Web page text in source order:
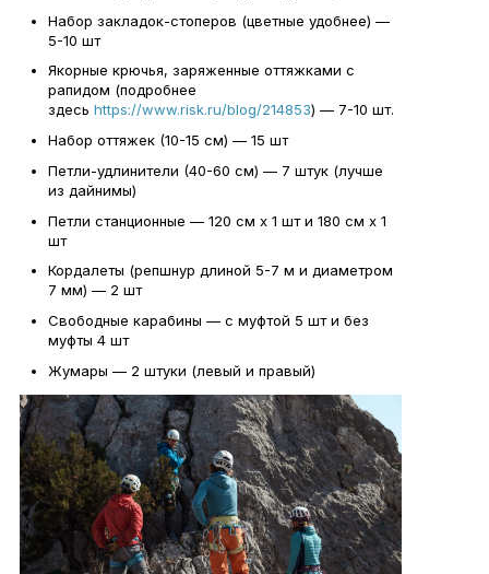
Набор закладок-стоперов (цветные удобнее) —
5-10 шт
Якорные крючья, заряженные оттяжками с
рапидом (подробнее
здесь https://www.risk.ru/blog/214853) — 7-10 шт.
Набор оттяжек (10-15 см) — 15 шт
Петли-удлинители (40-60 см) — 7 штук (лучше
из дайнимы)
Петли станционные — 120 см х 1 шт и 180 см х 1
шт
Кордалеты (репшнур длиной 5-7 м и диаметром
7 мм) — 2 шт
Свободные карабины — с муфтой 5 шт и без
муфты 4 шт
Жумары — 2 штуки (левый и правый)